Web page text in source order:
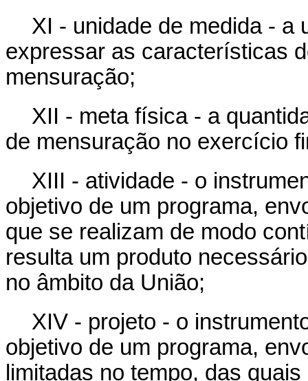
XI - unidade de medida - a
expressar as características
mensuração;
XII - meta física - a
de mensuração no exercício
XIII - atividade - o
objetivo de um programa,
que se realizam de modo
resulta um produto
no âmbito da União;
XIV - projeto - o
objetivo de um programa,
limitadas no tempo, das